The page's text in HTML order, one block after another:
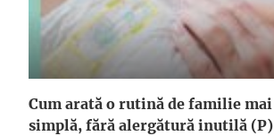
Cum arată o rutină de familie mai
simplă, fără alergătură inutilă (P)